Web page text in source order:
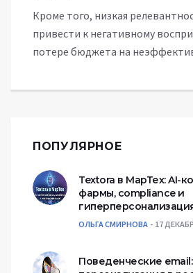
Кроме того, низкая
привести к негативному
потере бюджета на
ПОПУЛЯРНОЕ
Textora в МарТех: AI-
фармы, compliance и
ОЛЬГА СМИРНОВА 17
Поведенческие email: